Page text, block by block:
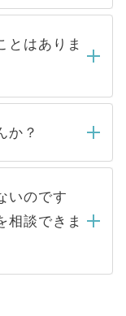
ご連絡をせて
待ちくださ
ている求人の
ご覧いただ
公開求人は
公開してい
ある医療機
殺到する場
った人材の
ースが増え
とはありま
切ありませ
をいただい
。内定先へ
ナーが行い
か？
りませんの
からの登録
人情報は、
転職活動の
お預かりし
本人の許可
いのです
相談できま